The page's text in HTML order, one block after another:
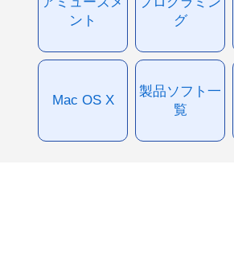
ント
グ
Mac OS X
製品ソフト一
覧